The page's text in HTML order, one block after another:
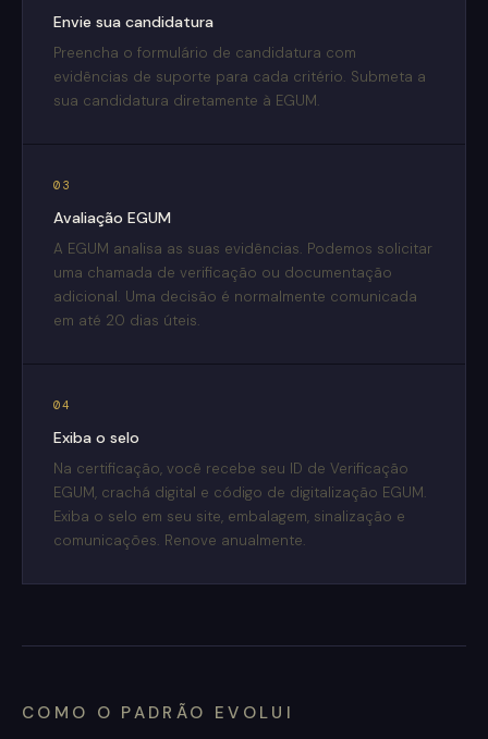
Envie sua candidatura
Preencha o formulário de candidatura com
evidências de suporte para cada critério. Submeta a
sua candidatura diretamente à EGUM.
03
Avaliação EGUM
A EGUM analisa as suas evidências. Podemos solicitar
uma chamada de verificação ou documentação
adicional. Uma decisão é normalmente comunicada
em até 20 dias úteis.
04
Exiba o selo
Na certificação, você recebe seu ID de Verificação
EGUM, crachá digital e código de digitalização EGUM.
Exiba o selo em seu site, embalagem, sinalização e
comunicações. Renove anualmente.
COMO O PADRÃO EVOLUI